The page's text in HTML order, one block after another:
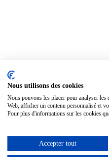
Nous utilisons des cookies
Nous pouvons les placer pour analyser les
Web, afficher un contenu personnalisé et
Pour plus d'informations sur les cookies
Accepter tout